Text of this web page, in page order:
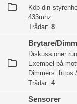
Köp din
433mhz
Trådar: 8
Brytare/
Diskussioner
Exempel på
Dimmers:
Trådar: 4
Sensorer